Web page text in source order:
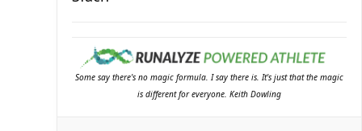
Some say there's no magic formula. I say there is. It's just that the magic
is different for everyone. Keith Dowling